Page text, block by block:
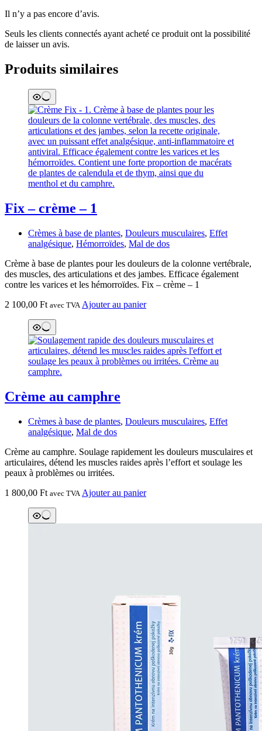
Il n’y a pas encore d’avis.
Seuls les clients connectés ayant acheté ce produit ont la possibilité
de laisser un avis.
Produits similaires
Fix – crème – 1
Crèmes à base de plantes, Douleurs musculaires, Effet
analgésique, Hémorroïdes, Mal de dos
Crème à base de plantes pour les douleurs de la colonne vertébrale,
des muscles, des articulations et des jambes. Efficace également
contre les varices et les hémorroïdes. Fix – crème – 1
2 100,00 Ft avec TVA Ajouter au panier
Crème au camphre
Crèmes à base de plantes, Douleurs musculaires, Effet
analgésique, Mal de dos
Crème au camphre. Soulage rapidement les douleurs musculaires et
articulaires, détend les muscles raides après l’effort et soulage les
peaux à problèmes ou irritées.
1 800,00 Ft avec TVA Ajouter au panier